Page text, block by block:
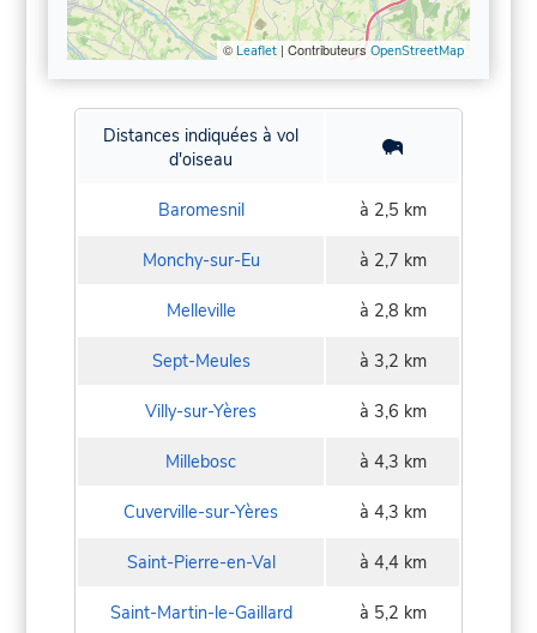
© Leaflet| ContributeursOpenStreetMap
Distances indiquées à vol
d'oiseau
Baromesnil à 2,5 km
Monchy-sur-Eu à 2,7 km
Melleville à 2,8 km
Sept-Meules à 3,2 km
Villy-sur-Yères à 3,6 km
Millebosc à 4,3 km
Cuverville-sur-Yères à 4,3 km
Saint-Pierre-en-Val à 4,4 km
Saint-Martin-le-Gaillard à 5,2 km